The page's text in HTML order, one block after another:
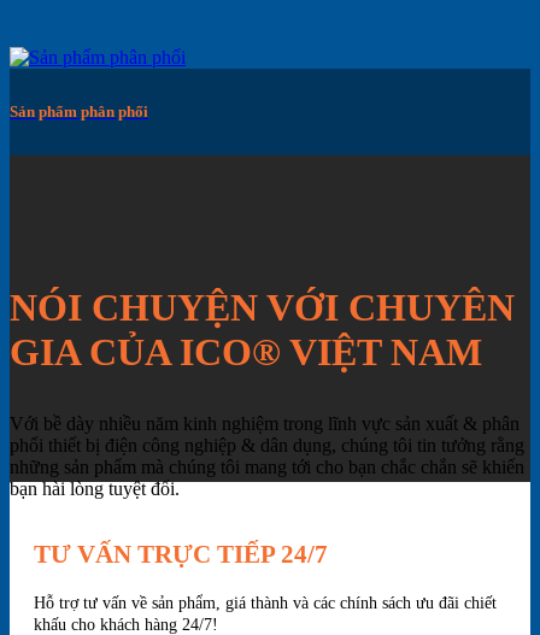
Sản phẩm phân phối
NÓI CHUYỆN VỚI CHUYÊN
GIA CỦA ICO® VIỆT NAM
Với bề dày nhiều năm kinh nghiệm trong lĩnh vực sản xuất & phân
phối thiết bị điện công nghiệp & dân dụng, chúng tôi tin tưởng rằng
những sản phẩm mà chúng tôi mang tới cho bạn chắc chắn sẽ khiến
bạn hài lòng tuyệt đối.
TƯ VẤN TRỰC TIẾP 24/7
Hỗ trợ tư vấn về sản phẩm, giá thành và các chính sách ưu đãi chiết
khấu cho khách hàng 24/7!